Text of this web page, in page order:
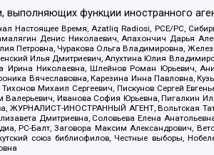
функции иностранного
Настоящее Время, Azatliq Radiosi, PCE/PC,
Денис Николаевич, Апахончич Дарья
Петровна, Чуракова Ольга Владимировна,
Илья Дмитриевич, Апухтина Юлия
Ирина Николаевна, Шлейнов Роман Юрьевич,
Вячеславовна, Карезина Инна
Михаил Сергеевич, Пискунов Сергей
Иванова София Юрьевна, Пигалкин
ЖУРНАЛИСТ-ИНОСТРАННЫЙ АГЕНТ, Вольтская
Дмитриевна, Соловьева Елена
РС-Балт, Заговора Максим Александрович,
союз библиофилов, Честные выборы,